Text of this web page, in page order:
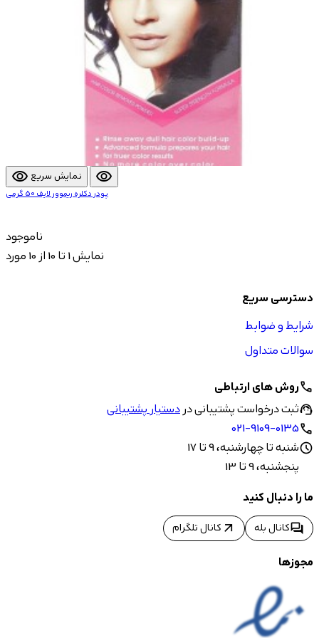
visibility نمایش سریع visibility
پودر دکلره ریموور لایف 50 گرمی
ناموجود
نمایش 1 تا 10 از 10 مورد
دسترسی سریع
شرایط و ضوابط
سوالات متداول
callروش های ارتباطی
support_agentثبت درخواست پشتیبانی دردستیار پشتیبانی
call
021-9109-0135
scheduleشنبه تا چهارشنبه، 9 تا 17
پنجشنبه، 9 تا 13
ما را دنبال کنید
forumکانال بله arrow_outward کانال تلگرام
مجوزها